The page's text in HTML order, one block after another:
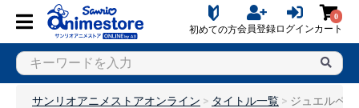
初めての方会員登録ログイン
0
カート
サンリオアニメストアオンライン タイトル一覧 ジュエルペ